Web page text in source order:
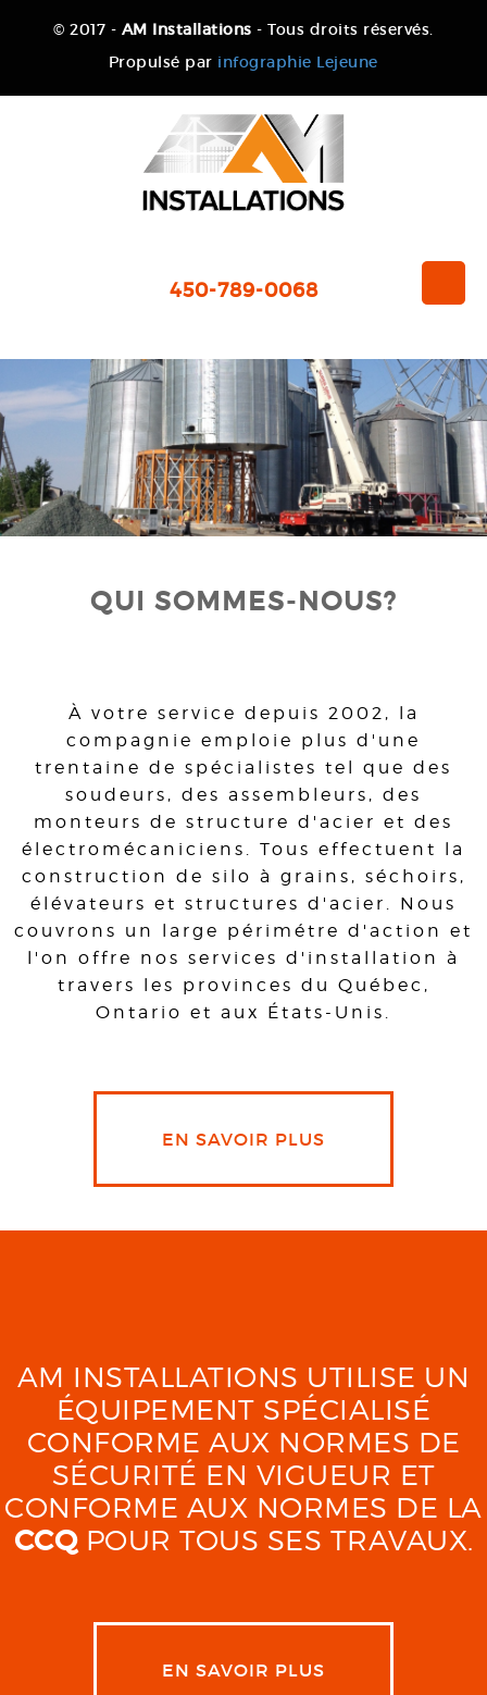
© 2017 - AM Installations - Tous droits réservés.
Propulsé par infographie Lejeune
450-789-0068
QUI SOMMES-NOUS?
À votre service depuis 2002, la
compagnie emploie plus d'une
trentaine de spécialistes tel que des
soudeurs, des assembleurs, des
monteurs de structure d'acier et des
électromécaniciens. Tous effectuent la
construction de silo à grains, séchoirs,
élévateurs et structures d'acier. Nous
couvrons un large périmétre d'action et
l'on offre nos services d'installation à
travers les provinces du Québec,
Ontario et aux États-Unis.
EN SAVOIR PLUS
AM INSTALLATIONS UTILISE UN
ÉQUIPEMENT SPÉCIALISÉ
CONFORME AUX NORMES DE
SÉCURITÉ EN VIGUEUR ET
CONFORME AUX NORMES DE LA
CCQPOUR TOUS SES TRAVAUX.
EN SAVOIR PLUS